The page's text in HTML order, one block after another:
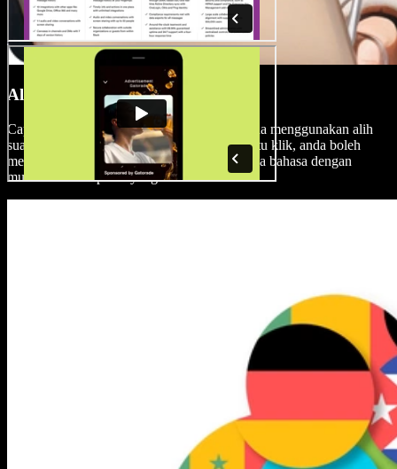
Alih Suara 1-klik
Capai audien global dengan video ulasan anda menggunakan alih
suara AI Speechify Studio. Dengan hanya satu klik, anda boleh
menterjemah video anda ke dalam mana-mana bahasa dengan
mudah untuk capaian yang lebih meluas.